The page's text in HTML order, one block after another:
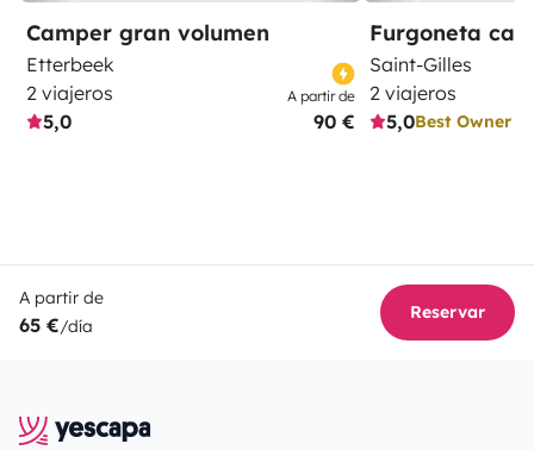
Camper gran volumen
Etterbeek
2 viajeros
5,0
A partir de
90 €
Furgoneta
Saint-Gilles
2 viajeros
5,0Best Owner
A partir de
65 €/día
Reservar